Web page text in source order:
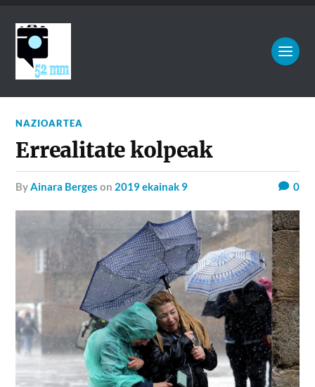
NAZIOARTEA
Errealitate kolpeak
byAinara Berges on 2019 ekainak 9 0